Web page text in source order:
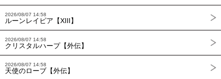
2026/08/07 14:58
ルーンレイピア【XIII】
2026/08/07 14:58
クリスタルハープ【外伝】
2026/08/07 14:58
天使のローブ【外伝】